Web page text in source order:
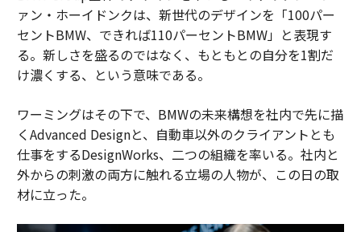
ァン・ホーイドンクは、新世代のデザインを「100パー
セントBMW、できれば110パーセントBMW」と表現す
る。新しさを盛るのではなく、もともとの自分を1割だ
け濃くする、という意味である。
ワーミングはその下で、BMWの未来構想を社内で先に描
くAdvanced Designと、自動車以外のクライアントとも
仕事をするDesignWorks、二つの組織を率いる。社内と
外からの刺激の両方に触れる立場の人物が、この日の取
材に立った。